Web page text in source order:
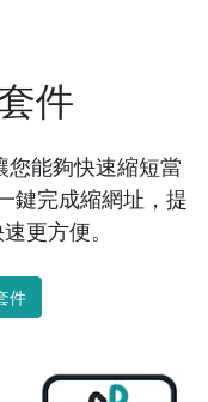
件
能夠快速縮短當
鍵完成縮網址，提
更方便。
件